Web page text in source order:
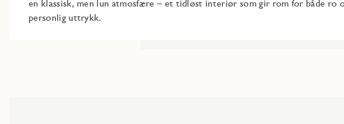
en klassisk, men lun atmosfære – et tidløst interiør som gir rom for både ro
personlig uttrykk.